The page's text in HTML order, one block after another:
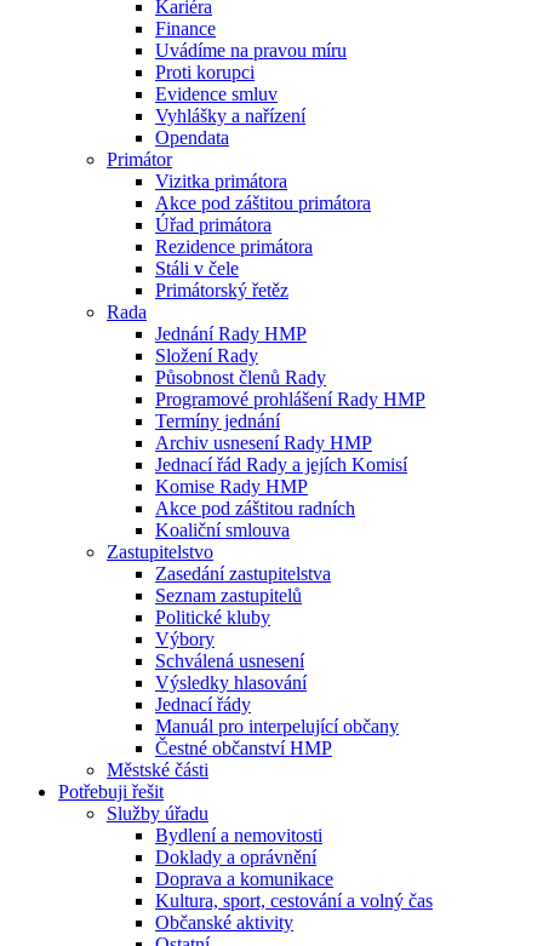
Kariéra
Finance
Uvádíme na pravou míru
Proti korupci
Evidence smluv
Vyhlášky a nařízení
Opendata
Primátor
Vizitka primátora
Akce pod záštitou primátora
Úřad primátora
Rezidence primátora
Stáli v čele
Primátorský řetěz
Rada
Jednání Rady HMP
Složení Rady
Působnost členů Rady
Programové prohlášení Rady HMP
Termíny jednání
Archiv usnesení Rady HMP
Jednací řád Rady a jejích Komisí
Komise Rady HMP
Akce pod záštitou radních
Koaliční smlouva
Zastupitelstvo
Zasedání zastupitelstva
Seznam zastupitelů
Politické kluby
Výbory
Schválená usnesení
Výsledky hlasování
Jednací řády
Manuál pro interpelující občany
Čestné občanství HMP
Městské části
Potřebuji řešit
Služby úřadu
Bydlení a nemovitosti
Doklady a oprávnění
Doprava a komunikace
Kultura, sport, cestování a volný čas
Občanské aktivity